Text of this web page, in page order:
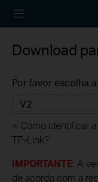
Download
Por favor escolha
V2
> Como identificar
TP-Link?
IMPORTANTE: A
de acordo com a